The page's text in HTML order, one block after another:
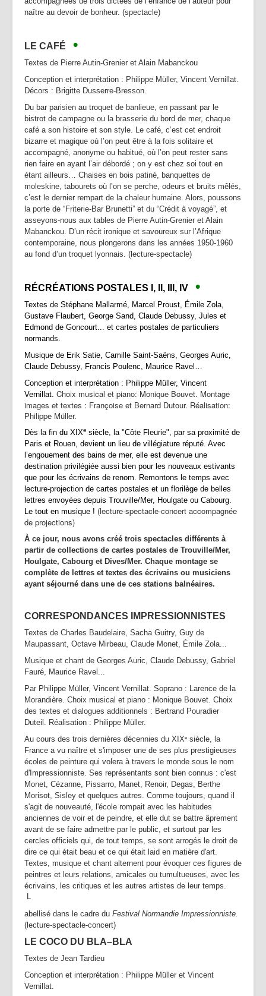
naître au devoir de bonheur. (spectacle)
LE CAFÉ •
Textes de Pierre Autin-Grenier et Alain Mabanckou
Conception et interprétation : Philippe Müller, Vincent Vernillat.
Décors : Brigitte Dusserre-Bresson.
Du bar parisien au troquet de banlieue, en passant par le
bistrot de campagne ou la brasserie du bord de mer, chaque
café a son histoire et son style. Le café, c’est cet endroit
bizarre et magique où l’on peut être à la fois solitaire et
accompagné, anonyme ou habitué, où l’on peut rester sans
rien faire en ayant l’air débordé ; on y est chez soi tout en
étant ailleurs… Chaises en bois patiné, banquettes de
moleskine, tabourets où l’on se perche, odeurs et bruits mêlés,
c’est le dernier rempart de la chaleur humaine. Alors, poussons
la porte de “Friterie-Bar Brunetti” et du “Crédit à voyagé”, et
asseyons-nous aux tables de Pierre Autin-Grenier et Alain
Mabanckou. D’un récit ironique et savoureux sur l’Afrique
contemporaine, nous plongerons dans les années 1950-1960
au fond d’un troquet lyonnais. (lecture-spectacle)
R ÉCRÉATIONS POSTALES I, II, III, IV •
Textes de Stéphane Mallarmé, Marcel Proust, Émile Zola,
Gustave Flaubert, George Sand, Claude Debussy, Jules et
Edmond de Goncourt... et cartes postales de particuliers
normands.
Musique de Erik Satie, Camille Saint-Saëns, Georges Auric,
Claude Debussy, Francis Poulenc, Maurice Ravel…
Conception et interprétation : Philippe Müller, Vincent
Vernillat. Choix musical et piano: Monique Bouvet. Montage
images et textes : Françoise et Bernard Dutour. Réalisation:
Philippe Müller.
Dès la fin du XIXe siècle, la "Côte Fleurie", par sa proximité de
Paris et Rouen, devient un lieu de villégiature réputé. Avec
l’engouement des bains de mer, elle est devenue une
destination privilégiée aussi bien pour les nouveaux estivants
que pour les écrivains de renom. Remontons le temps avec
lecture-projection de cartes postales et un florilège de belles
lettres envoyées depuis Trouville/Mer, Houlgate ou Cabourg.
Le tout en musique ! (lecture-spectacle-concert accompagnée
de projections)
À ce jour, nous avons créé trois spectacles différents à
partir de collections de cartes postales de Trouville/Mer,
Houlgate, Cabourg et Dives/Mer. Chaque montage se
complète de lettres et textes des écrivains ou musiciens
ayant séjourné dans une de ces stations balnéaires.
CORRESPONDANCES IMPRESSIONNISTES
Textes de Charles Baudelaire, Sacha Guitry, Guy de
Maupassant, Octave Mirbeau, Claude Monet, Émile Zola...
Musique et chant de Georges Auric, Claude Debussy, Gabriel
Fauré, Maurice Ravel...
Par Philippe Müller, Vincent Vernillat. Soprano : Larence de la
Morandière. Choix musical et piano : Monique Bouvet. Choix
des textes et dialogues additionnels : Bertrand Pouradier
Duteil. Réalisation : Philippe Müller.
Au cours des trois dernières décennies du XIXe siècle, la
France a vu naître et s'imposer une de ses plus prestigieuses
écoles de peinture qui volera à travers le monde sous le nom
d'Impressionniste. Ses représentants sont bien connus : c'est
Monet, Cézanne, Pissarro, Manet, Renoir, Degas, Berthe
Morisot, Sisley et quelques autres. Comme toujours, quand il
s'agit de nouveauté, l'école rompait avec les habitudes
anciennes de voir et de peindre, et elle dut se battre âprement
avant de se faire admettre par le public, et surtout par les
cercles officiels qui, de tout temps, se sont arrogés le droit de
dire ce qui était beau et ce qui était laid en matière d'art.
Textes, musique et chant alternent pour évoquer ces figures de
peintres et leurs relations, amicales ou tumultueuses, avec les
écrivains, les critiques et les autres artistes de leur temps.
L
abellisé dans le cadre du Festival Normandie Impressionniste.
(lecture-spectacle-concert)
LE COCO DU BLA–BLA
Textes de Jean Tardieu
Conception et interprétation : Philippe Müller et Vincent
Vernillat.